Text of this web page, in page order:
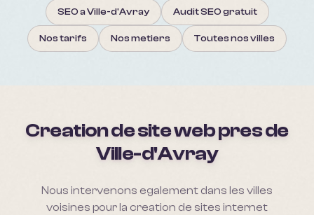
SEO a Ville-d'Avray Audit SEO gratuit
Nos tarifs Nos metiers Toutes nos villes
Creation de site web pres de
Ville-d'Avray
Nous intervenons egalement dans les villes
voisines pour la creation de sites internet